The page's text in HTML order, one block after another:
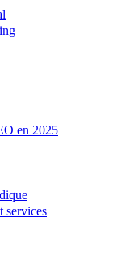
en 2025
services